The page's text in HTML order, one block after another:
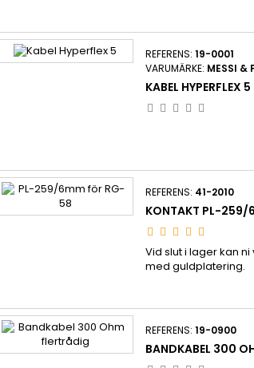
REFERENS: 19-0001
VARUMÄRKE: MESSI &
KABEL HYPERFLEX 5
REFERENS: 41-2010
KONTAKT PL-259/
Vid slut i lager kan
med guldplatering.
REFERENS: 19-0900
BANDKABEL 300